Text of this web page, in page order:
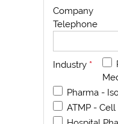
Company
Telephone
Industry *
Pharma -
ATMP -